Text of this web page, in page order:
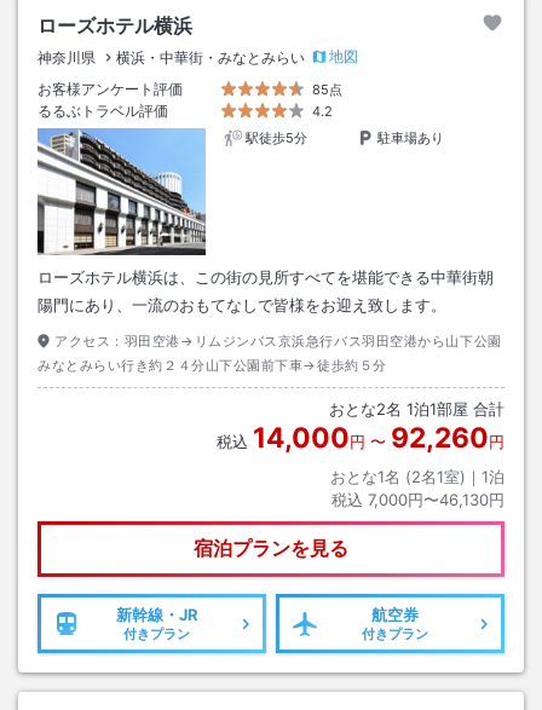
ローズホテル横浜
神奈川県 横浜・中華街・みなとみらい
地図
お客様アンケート評価
85点
るるぶトラベル評価
4.2
駅徒歩5分
駐車場あり
ローズホテル横浜は、この街の見所すべてを堪能できる中華街朝
陽門にあり、一流のおもてなしで皆様をお迎え致します。
アクセス： 羽田空港→リムジンバス京浜急行バス羽田空港から山下公園
みなとみらい行き約２４分山下公園前下車→徒歩約５分
おとな2名 1泊1部屋 合計
税込 14,000円 〜 92,260円
おとな1名 (2名1室)｜ 1泊
税込 7,000円〜46,130円
宿泊プランを見る
新幹線・JR
付きプラン
航空券
付きプラン